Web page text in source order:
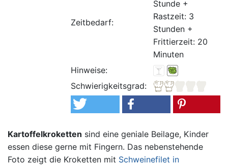
Zeitbedarf:
Stunde +
Rastzeit: 3
Stunden +
Frittierzeit: 20
Minuten
Hinweise:
Schwierigkeitsgrad:
Kartoffelkroketten sind eine geniale Beilage, Kinder
essen diese gerne mit Fingern. Das nebenstehende
Foto zeigt die Kroketten mit Schweinefilet in